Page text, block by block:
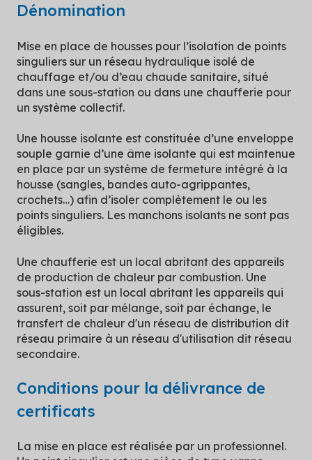
Dénomination
Mise en place de housses pour l’isolation de points
singuliers sur un réseau hydraulique isolé de
chauffage et/ou d’eau chaude sanitaire, situé
dans une sous-station ou dans une chaufferie pour
un système collectif.
Une housse isolante est constituée d’une enveloppe
souple garnie d’une âme isolante qui est maintenue
en place par un système de fermeture intégré à la
housse (sangles, bandes auto-agrippantes,
crochets…) afin d’isoler complètement le ou les
points singuliers. Les manchons isolants ne sont pas
éligibles.
Une chaufferie est un local abritant des appareils
de production de chaleur par combustion. Une
sous-station est un local abritant les appareils qui
assurent, soit par mélange, soit par échange, le
transfert de chaleur d'un réseau de distribution dit
réseau primaire à un réseau d'utilisation dit réseau
secondaire.
Conditions pour la délivrance de
certificats
La mise en place est réalisée par un professionnel.